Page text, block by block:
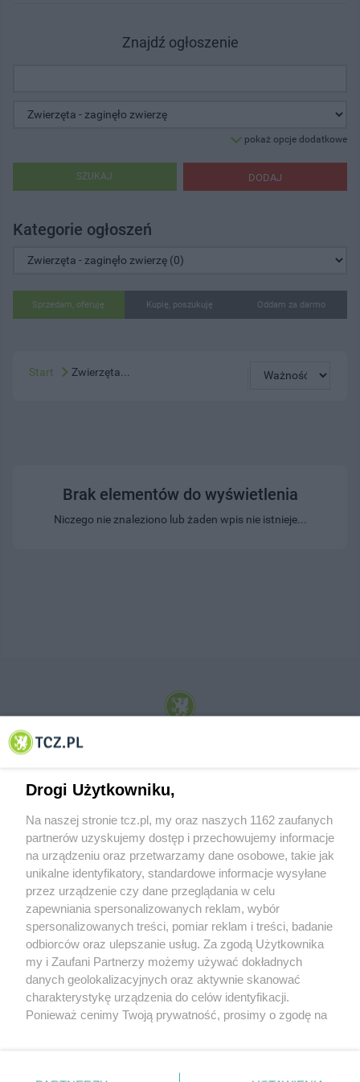
Znajdź ogłoszenie
pokaż opcje dodatkowe
DODAJ
SZUKAJ
Kategorie ogłoszeń
Sprzedam, oferuję Kupię, poszukuję Oddam za darmo
Start Zwierzęta...
Brak elementów do wyświetlenia
Niczego nie znaleziono lub żaden wpis nie istnieje...
© 2001-2026 Tczew - TCZ.PL Sp. z o.o. Internetowy Serwis Informacyjny Miasta
O FIRMIE POLITYKA PRYWATNOŚCI HOSTING
REKLAMA WSPÓŁPRACA RSS FACEBOOK KONTAKT
Nasze serwisy
Aktualności
Tcz24
Muzyka i kultura
Archiwum wydarzeń
Drogi Użytkowniku,
Na naszej stronie tcz.pl, my oraz naszych 1162 zaufanych
partnerów uzyskujemy dostęp i przechowujemy informacje
na urządzeniu oraz przetwarzamy dane osobowe, takie jak
unikalne identyfikatory, standardowe informacje wysyłane
przez urządzenie czy dane przeglądania w celu
zapewniania spersonalizowanych reklam, wybór
spersonalizowanych treści, pomiar reklam i treści, badanie
odbiorców oraz ulepszanie usług. Za zgodą Użytkownika
my i Zaufani Partnerzy możemy używać dokładnych
danych geolokalizacyjnych oraz aktywnie skanować
charakterystykę urządzenia do celów identyfikacji.
Ponieważ cenimy Twoją prywatność, prosimy o zgodę na